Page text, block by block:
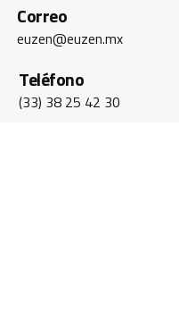
Correo
euzen@euzen.mx
Teléfono
(33) 38 25 42 30